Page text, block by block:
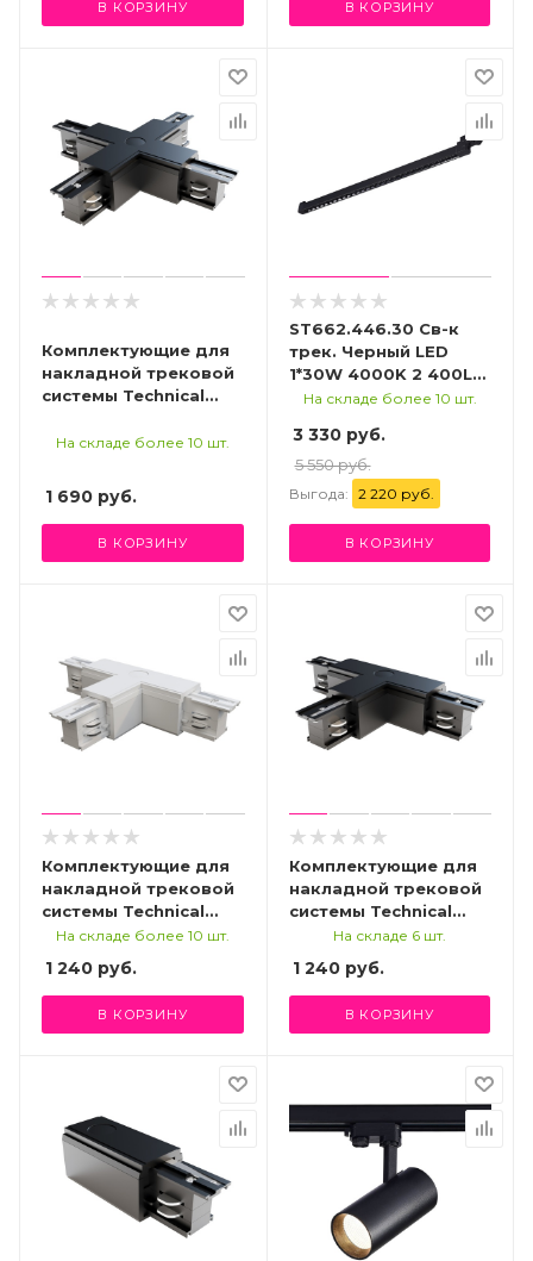
В КОРЗИНУ В КОРЗИНУ
Комплектующие для
накладной трековой
системы Technical
На складе более 10 шт.
1 690 руб.
В КОРЗИНУ
ST662.446.30 Св-к
трек. Черный LED
1*30W 4000K 2 400Lm
Ra>90 48° IP20
265V Трехфазная
трековая система
На складе более 10 шт.
3 330 руб.
5 550 руб.
Выгода: 2 220 руб.
В КОРЗИНУ
Комплектующие для
накладной трековой
системы Technical
TRA005CT-31W-R
На складе более 10 шт.
1 240 руб.
В КОРЗИНУ
Комплектующие для
накладной трековой
системы Technical
TRA005CT-31B-R
На складе 6 шт.
1 240руб.
В КОРЗИНУ